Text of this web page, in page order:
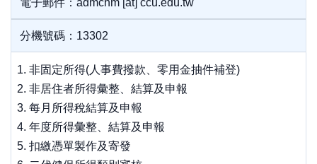
分機號碼：13302
非固定所得(人事費撥款、零用金抽件補登)
非居住者所得彙整、結算及申報
每月所得稅結算及申報
年度所得彙整、結算及申報
扣繳憑單製作及寄發